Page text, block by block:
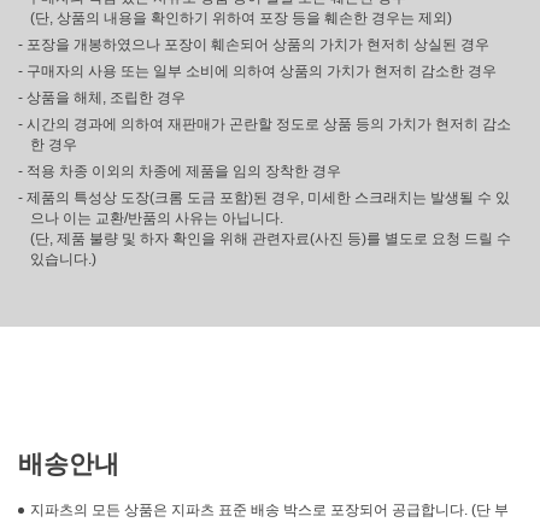
(단, 상품의 내용을 확인하기 위하여 포장 등을 훼손한 경우는 제외)
- 포장을 개봉하였으나 포장이 훼손되어 상품의 가치가 현저히 상실된 경우
- 구매자의 사용 또는 일부 소비에 의하여 상품의 가치가 현저히 감소한 경우
- 상품을 해체, 조립한 경우
- 시간의 경과에 의하여 재판매가 곤란할 정도로 상품 등의 가치가 현저히 감소
한 경우
- 적용 차종 이외의 차종에 제품을 임의 장착한 경우
- 제품의 특성상 도장(크롬 도금 포함)된 경우, 미세한 스크래치는 발생될 수 있
으나 이는 교환/반품의 사유는 아닙니다.
(단, 제품 불량 및 하자 확인을 위해 관련자료(사진 등)를 별도로 요청 드릴 수
있습니다.)
배송안내
지파츠의 모든 상품은 지파츠 표준 배송 박스로 포장되어 공급합니다. (단 부